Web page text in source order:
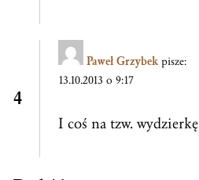
Paweł Grzybek pisze:
13.10.2013 o 9:17
I coś na tzw. wydzierkę